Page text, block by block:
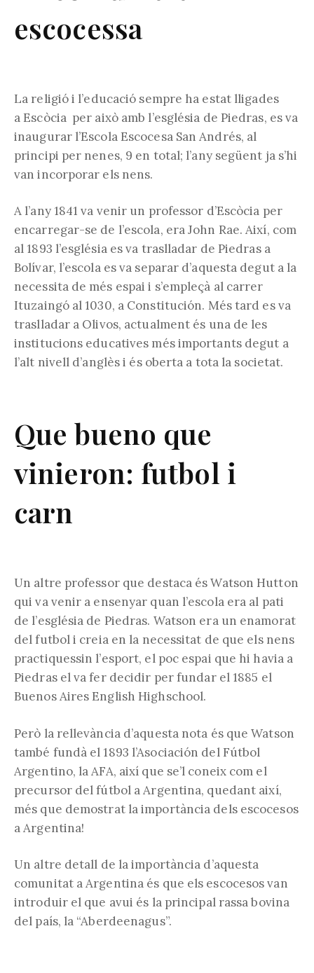
escocessa
La religió i l’educació sempre ha estat lligades
a Escòcia per això amb l’església de Piedras, es va
inaugurar l’Escola Escocesa San Andrés, al
principi per nenes, 9 en total; l’any següent ja s’hi
van incorporar els nens.
A l’any 1841 va venir un professor d’Escòcia per
encarregar-se de l’escola, era John Rae. Així, com
al 1893 l’església es va traslladar de Piedras a
Bolívar, l’escola es va separar d’aquesta degut a la
necessita de més espai i s’empleçà al carrer
Ituzaingó al 1030, a Constitución. Més tard es va
traslladar a Olivos, actualment és una de les
institucions educatives més importants degut a
l’alt nivell d’anglès i és oberta a tota la societat.
Que bueno que
vinieron: futbol i
carn
Un altre professor que destaca és Watson Hutton
qui va venir a ensenyar quan l’escola era al pati
de l’església de Piedras. Watson era un enamorat
del futbol i creia en la necessitat de que els nens
practiquessin l’esport, el poc espai que hi havia a
Piedras el va fer decidir per fundar el 1885 el
Buenos Aires English Highschool.
Però la rellevància d’aquesta nota és que Watson
també fundà el 1893 l’Asociación del Fútbol
Argentino, la AFA, així que se’l coneix com el
precursor del fútbol a Argentina, quedant així,
més que demostrat la importància dels escocesos
a Argentina!
Un altre detall de la importància d’aquesta
comunitat a Argentina és que els escocesos van
introduir el que avui és la principal rassa bovina
del país, la “Aberdeenagus”.